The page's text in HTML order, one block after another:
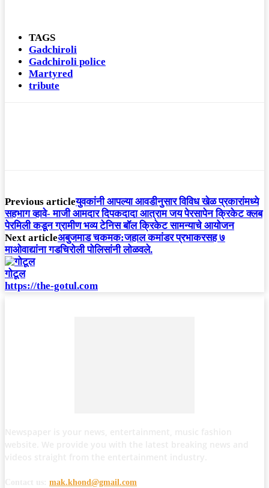
TAGS
Gadchiroli
Gadchiroli police
Martyred
tribute
Previous articleयुवकांनी आपल्या आवडीनुसार विविध खेळ प्रकारांमध्ये
सहभाग व्हावे- माजी आमदार दिपकदादा आत्राम जय पेरसापेन क्रिकेट क्लब
पेरमिली कडून ग्रामीण भव्य टेनिस बॉल क्रिकेट सामन्याचे आयोजन
Next articleअबुजमाड चकमक:जहाल कमांडर प्रभाकरसह ७
माओवाद्यांना गडचिरोली पोलिसांनी लोळवले.
गोटूल
https://the-gotul.com
mak.khond@gmail.com